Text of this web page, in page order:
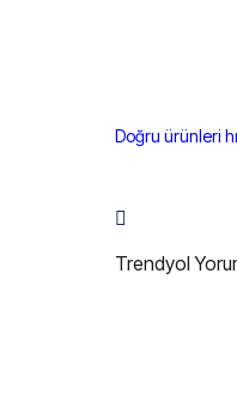
Doğru ürünleri
Trendyol